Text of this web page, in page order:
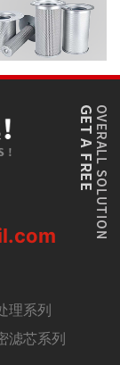
理系列
滤芯系列